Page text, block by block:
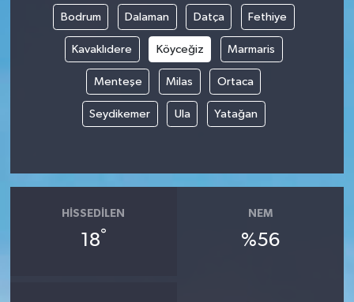
Bodrum Dalaman Datça Fethiye
Kavaklıdere Köyceğiz Marmaris
Menteşe Milas Ortaca
Seydikemer Ula Yatağan
HISSEDILEN
18°
NEM
%56